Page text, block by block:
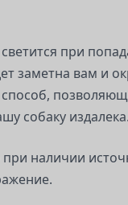
светится при
заметна вам и
собаку
наличии